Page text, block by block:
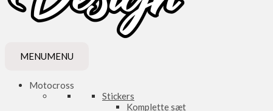
MENUMENU
Motocross
Stickers
Komplette sæt